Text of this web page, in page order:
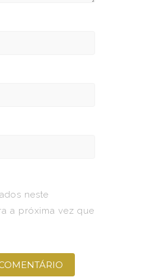
neste
a próxima vez que